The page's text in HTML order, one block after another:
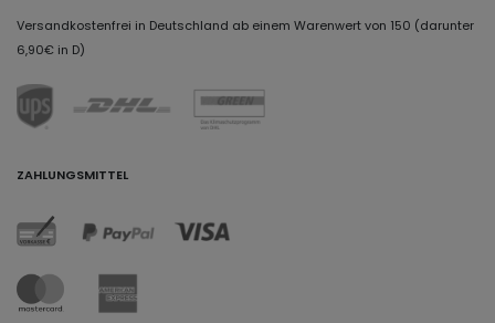
Versandkostenfrei in Deutschland ab einem Warenwert von 150 (darunter
6,90€ in D)
ZAHLUNGSMITTEL